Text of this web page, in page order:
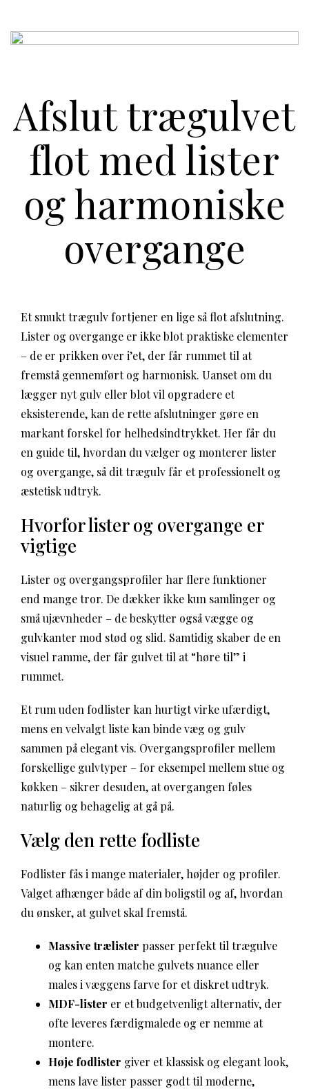
Afslut trægulvet
flot med lister
og harmoniske
overgange
Et smukt trægulv fortjener en lige så flot afslutning.
Lister og overgange er ikke blot praktiske elementer
– de er prikken over i’et, der får rummet til at
fremstå gennemført og harmonisk. Uanset om du
lægger nyt gulv eller blot vil opgradere et
eksisterende, kan de rette afslutninger gøre en
markant forskel for helhedsindtrykket. Her får du
en guide til, hvordan du vælger og monterer lister
og overgange, så dit trægulv får et professionelt og
æstetisk udtryk.
Hvorfor lister og overgange er
vigtige
Lister og overgangsprofiler har flere funktioner
end mange tror. De dækker ikke kun samlinger og
små ujævnheder – de beskytter også vægge og
gulvkanter mod stød og slid. Samtidig skaber de en
visuel ramme, der får gulvet til at “høre til” i
rummet.
Et rum uden fodlister kan hurtigt virke ufærdigt,
mens en velvalgt liste kan binde væg og gulv
sammen på elegant vis. Overgangsprofiler mellem
forskellige gulvtyper – for eksempel mellem stue og
køkken – sikrer desuden, at overgangen føles
naturlig og behagelig at gå på.
Vælg den rette fodliste
Fodlister fås i mange materialer, højder og profiler.
Valget afhænger både af din boligstil og af, hvordan
du ønsker, at gulvet skal fremstå.
Massive trælister passer perfekt til trægulve
og kan enten matche gulvets nuance eller
males i væggens farve for et diskret udtryk.
MDF-lister er et budgetvenligt alternativ, der
ofte leveres færdigmalede og er nemme at
montere.
Høje fodlister giver et klassisk og elegant look,
mens lave lister passer godt til moderne,